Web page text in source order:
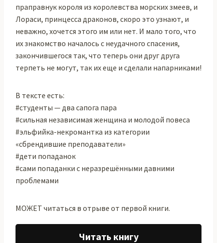
праправнук короля из королевства морских змеев, и
Лораси, принцесса драконов, скоро это узнают, и
неважно, хочется этого им или нет. И мало того, что
их знакомство началось с неудачного спасения,
закончившегося так, что теперь они друг друга
терпеть не могут, так их еще и сделали напарниками!
В тексте есть:
#студенты — два сапога пара
#сильная независимая женщина и молодой повеса
#эльфийка-некромантка из категории
«сбрендившие преподаватели»
#дети попаданок
#сами попаданки с неразрешёнными давними
проблемами
МОЖЕТ читаться в отрыве от первой книги.
Читать книгу